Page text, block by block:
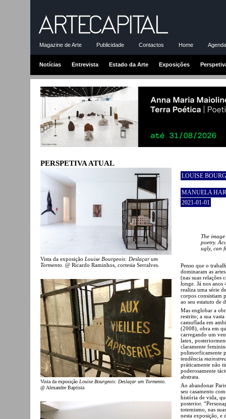
Magazine de Arte Publicidade Contactos Home
Notícias Entrevista Estado da Arte Exposições
PERSPETIVA ATUAL
Vista da exposição Louise Bourgeois: Deslaçar um
Tormento . @ Ricardo Raminhos, cortesia Serralves.
Vista da exposição Louise Bourgeois: Deslaçar um Tormento
@ Alexandre Baptista
LOUISE
MANUELA
2021-01-01
The
poetry.
ugly, can
Penso que o
dominaram as
(nas suas relações
longe. Já nos anos
realiza uma série
corpos consistiam
ao seu estatuto de
Mas englobar a
restrito; a sua
camuflada em
(2008), obra em
carregando um
latex,
claramente
polimorficamente
tendência
práticamente não
poderosamente
abstrata.
Ao abandonar
seu casamento
história de vida,
posterior.
totemismo, nas
nesta exposição, e